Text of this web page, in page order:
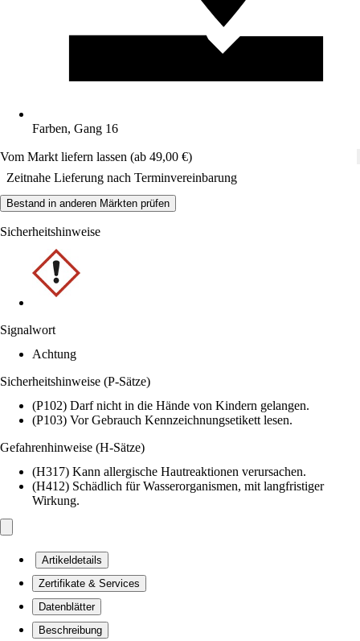
Farben, Gang 16
Vom Markt liefern lassen (ab 49,00 €)
Zeitnahe Lieferung nach Terminvereinbarung
Bestand in anderen Märkten prüfen
Sicherheitshinweise
Signalwort
Achtung
Sicherheitshinweise (P-Sätze)
(P102) Darf nicht in die Hände von Kindern gelangen.
(P103) Vor Gebrauch Kennzeichnungsetikett lesen.
Gefahrenhinweise (H-Sätze)
(H317) Kann allergische Hautreaktionen verursachen.
(H412) Schädlich für Wasserorganismen, mit langfristiger
Wirkung.
Artikeldetails
Zertifikate & Services
Datenblätter
Beschreibung